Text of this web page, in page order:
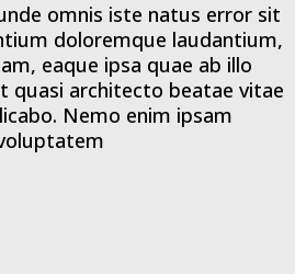
omnis iste natus error sit
doloremque laudantium,
eaque ipsa quae ab illo
quasi architecto beatae vitae
Nemo enim ipsam